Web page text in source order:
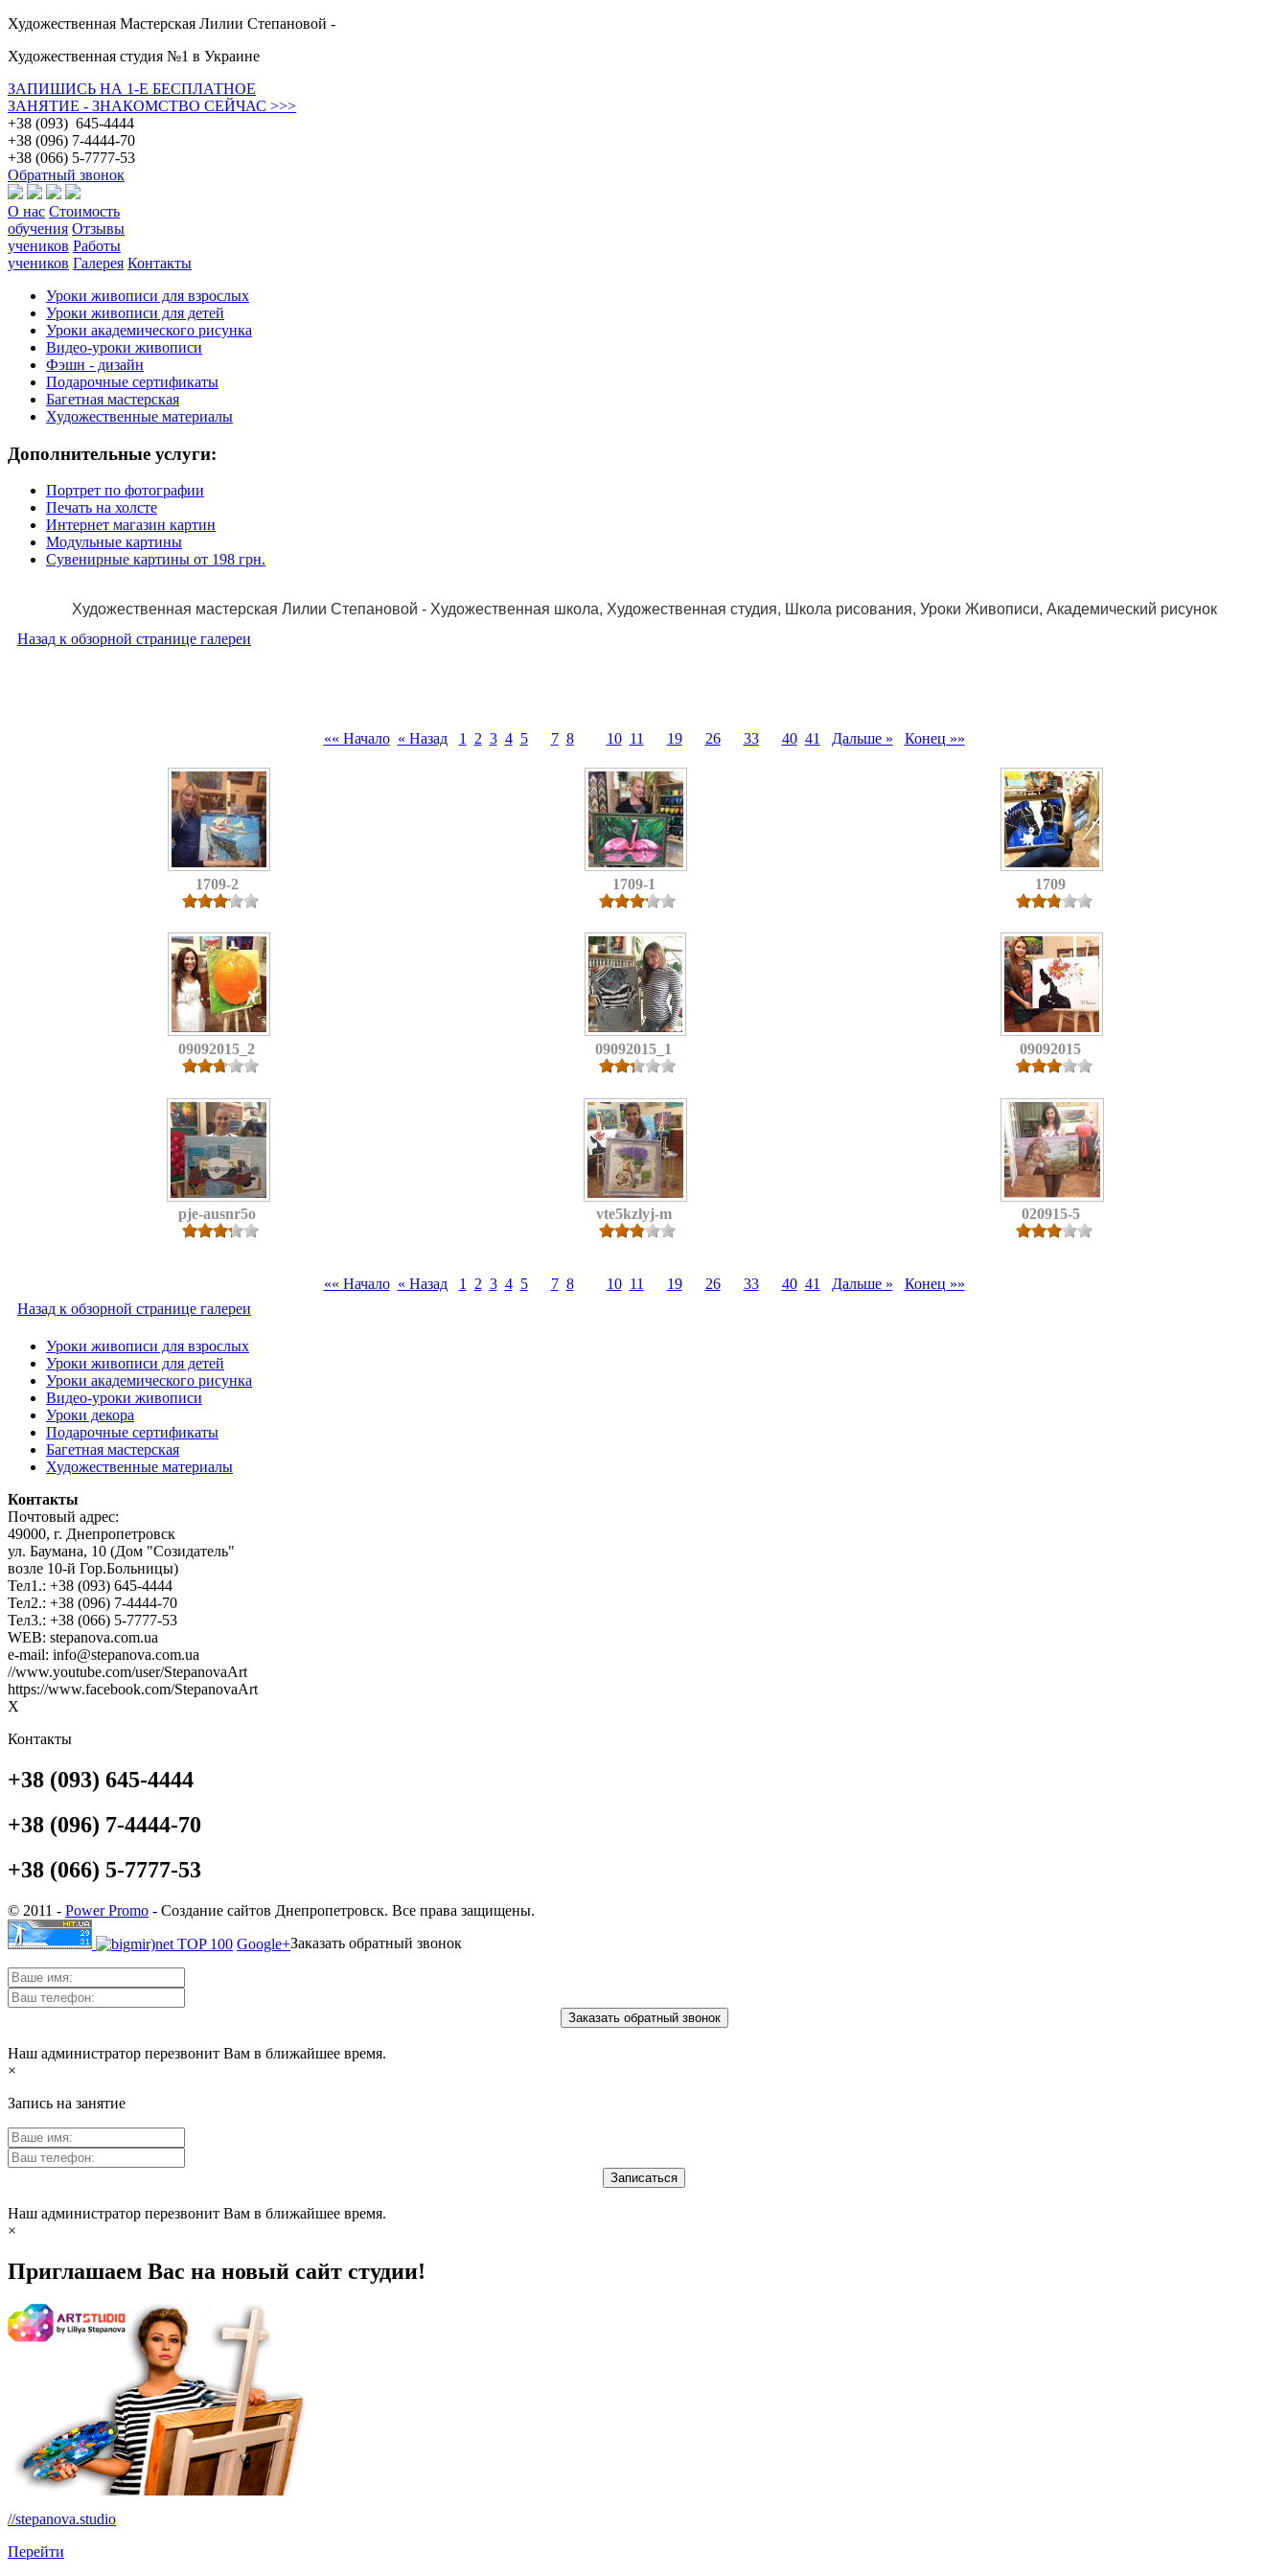
Художественная Мастерская Лилии Степановой -
Художественная студия №1 в Украине
ЗАПИШИСЬ НА 1-Е БЕСПЛАТНОЕ
ЗАНЯТИЕ - ЗНАКОМСТВО СЕЙЧАС >>>
+38 (093) 645-4444
+38 (096) 7-4444-70
+38 (066) 5-7777-53
Обратный звонок
О нас Стоимость
обучения Отзывы
учеников Работы
учеников Галерея Контакты
Уроки живописи для взрослых
Уроки живописи для детей
Уроки академического рисунка
Видео-уроки живописи
Фэшн - дизайн
Подарочные сертификаты
Багетная мастерская
Художественные материалы
Дополнительные услуги:
Портрет по фотографии
Печать на холсте
Интернет магазин картин
Модульные картины
Сувенирные картины от 198 грн.
Художественная мастерская Лилии Степановой - Художественная школа, Художественная студия, Школа рисования, Уроки Живописи, Академический рисунок
Назад к обзорной странице галереи
«« Начало « Назад 1 2 3 4 5… 7 8 10 11 19… 26… 33… 40 41 Дальше » Конец »»
1709-2 1709-1 1709
09092015_2 09092015_1 09092015
pje-ausnr5o vte5kzlyj-m 020915-5
«« Начало « Назад 1 2 3 4 5… 7 8 10 11 19… 26… 33… 40 41 Дальше »
Конец »»
Назад к обзорной странице галереи
Уроки живописи для взрослых
Уроки живописи для детей
Уроки академического рисунка
Видео-уроки живописи
Уроки декора
Подарочные сертификаты
Багетная мастерская
Художественные материалы
Контакты
Почтовый адрес:
49000, г. Днепропетровск
ул. Баумана, 10 (Дом "Созидатель"
возле 10-й Гор.Больницы)
Тел1.: +38 (093) 645-4444
Тел2.: +38 (096) 7-4444-70
Тел3.: +38 (066) 5-7777-53
WEB: stepanova.com.ua
e-mail: info@stepanova.com.ua
//www.youtube.com/user/StepanovaArt
https://www.facebook.com/StepanovaArt
X
Контакты
+38 (093) 645-4444
+38 (096) 7-4444-70
+38 (066) 5-7777-53
© 2011 - Power Promo - Создание сайтов Днепропетровск. Все права защищены.
Google+Заказать обратный звонок
Наш администратор перезвонит Вам в ближайшее время.
×
Запись на занятие
Наш администратор перезвонит Вам в ближайшее время.
×
Приглашаем Вас на новый сайт студии!
//stepanova.studio
Перейти